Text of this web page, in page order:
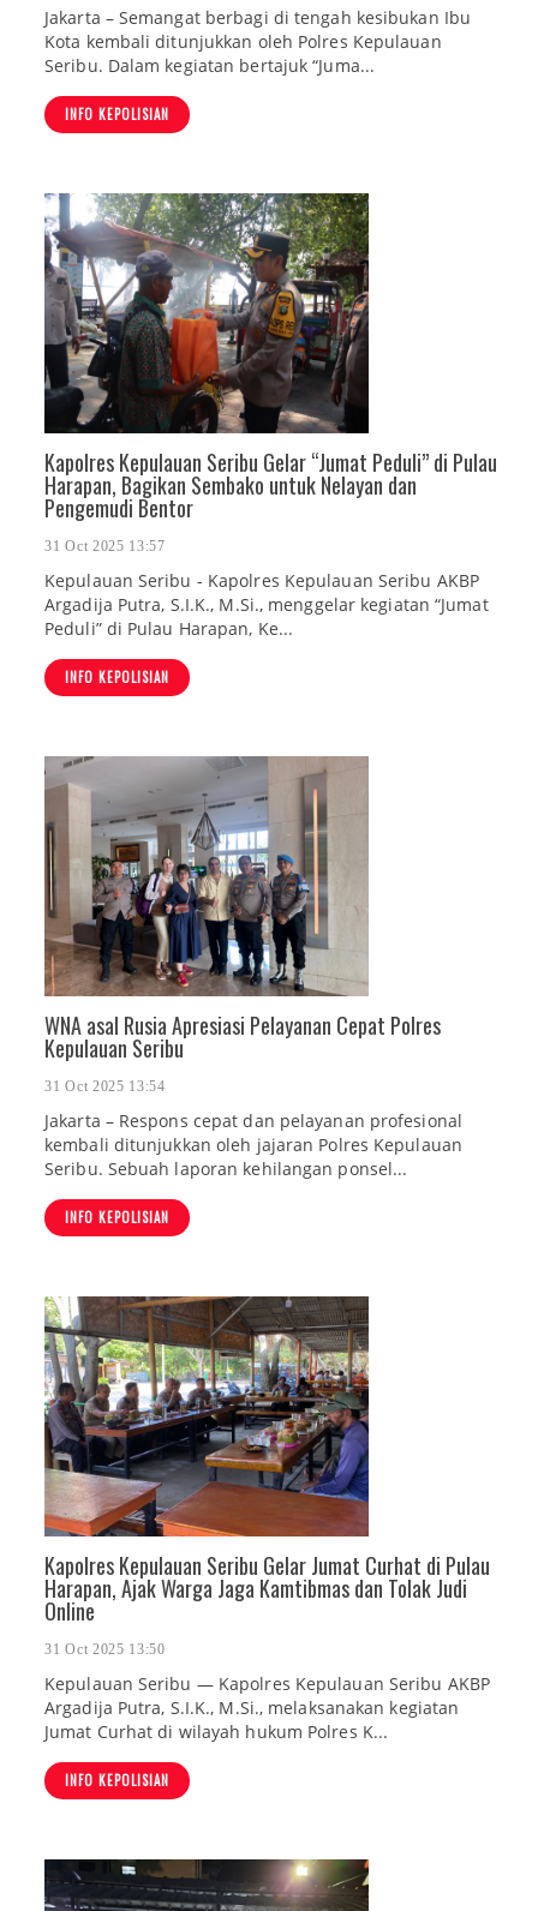
Jakarta – Semangat berbagi di tengah kesibukan Ibu
Kota kembali ditunjukkan oleh Polres Kepulauan
Seribu. Dalam kegiatan bertajuk “Juma...
INFO KEPOLISIAN
Kapolres Kepulauan Seribu Gelar “Jumat Peduli” di Pulau
Harapan, Bagikan Sembako untuk Nelayan dan
Pengemudi Bentor
31 Oct 2025 13:57
Kepulauan Seribu - Kapolres Kepulauan Seribu AKBP
Argadija Putra, S.I.K., M.Si., menggelar kegiatan “Jumat
Peduli” di Pulau Harapan, Ke...
INFO KEPOLISIAN
WNA asal Rusia Apresiasi Pelayanan Cepat Polres
Kepulauan Seribu
31 Oct 2025 13:54
Jakarta – Respons cepat dan pelayanan profesional
kembali ditunjukkan oleh jajaran Polres Kepulauan
Seribu. Sebuah laporan kehilangan ponsel...
INFO KEPOLISIAN
Kapolres Kepulauan Seribu Gelar Jumat Curhat di Pulau
Harapan, Ajak Warga Jaga Kamtibmas dan Tolak Judi
Online
31 Oct 2025 13:50
Kepulauan Seribu — Kapolres Kepulauan Seribu AKBP
Argadija Putra, S.I.K., M.Si., melaksanakan kegiatan
Jumat Curhat di wilayah hukum Polres K...
INFO KEPOLISIAN